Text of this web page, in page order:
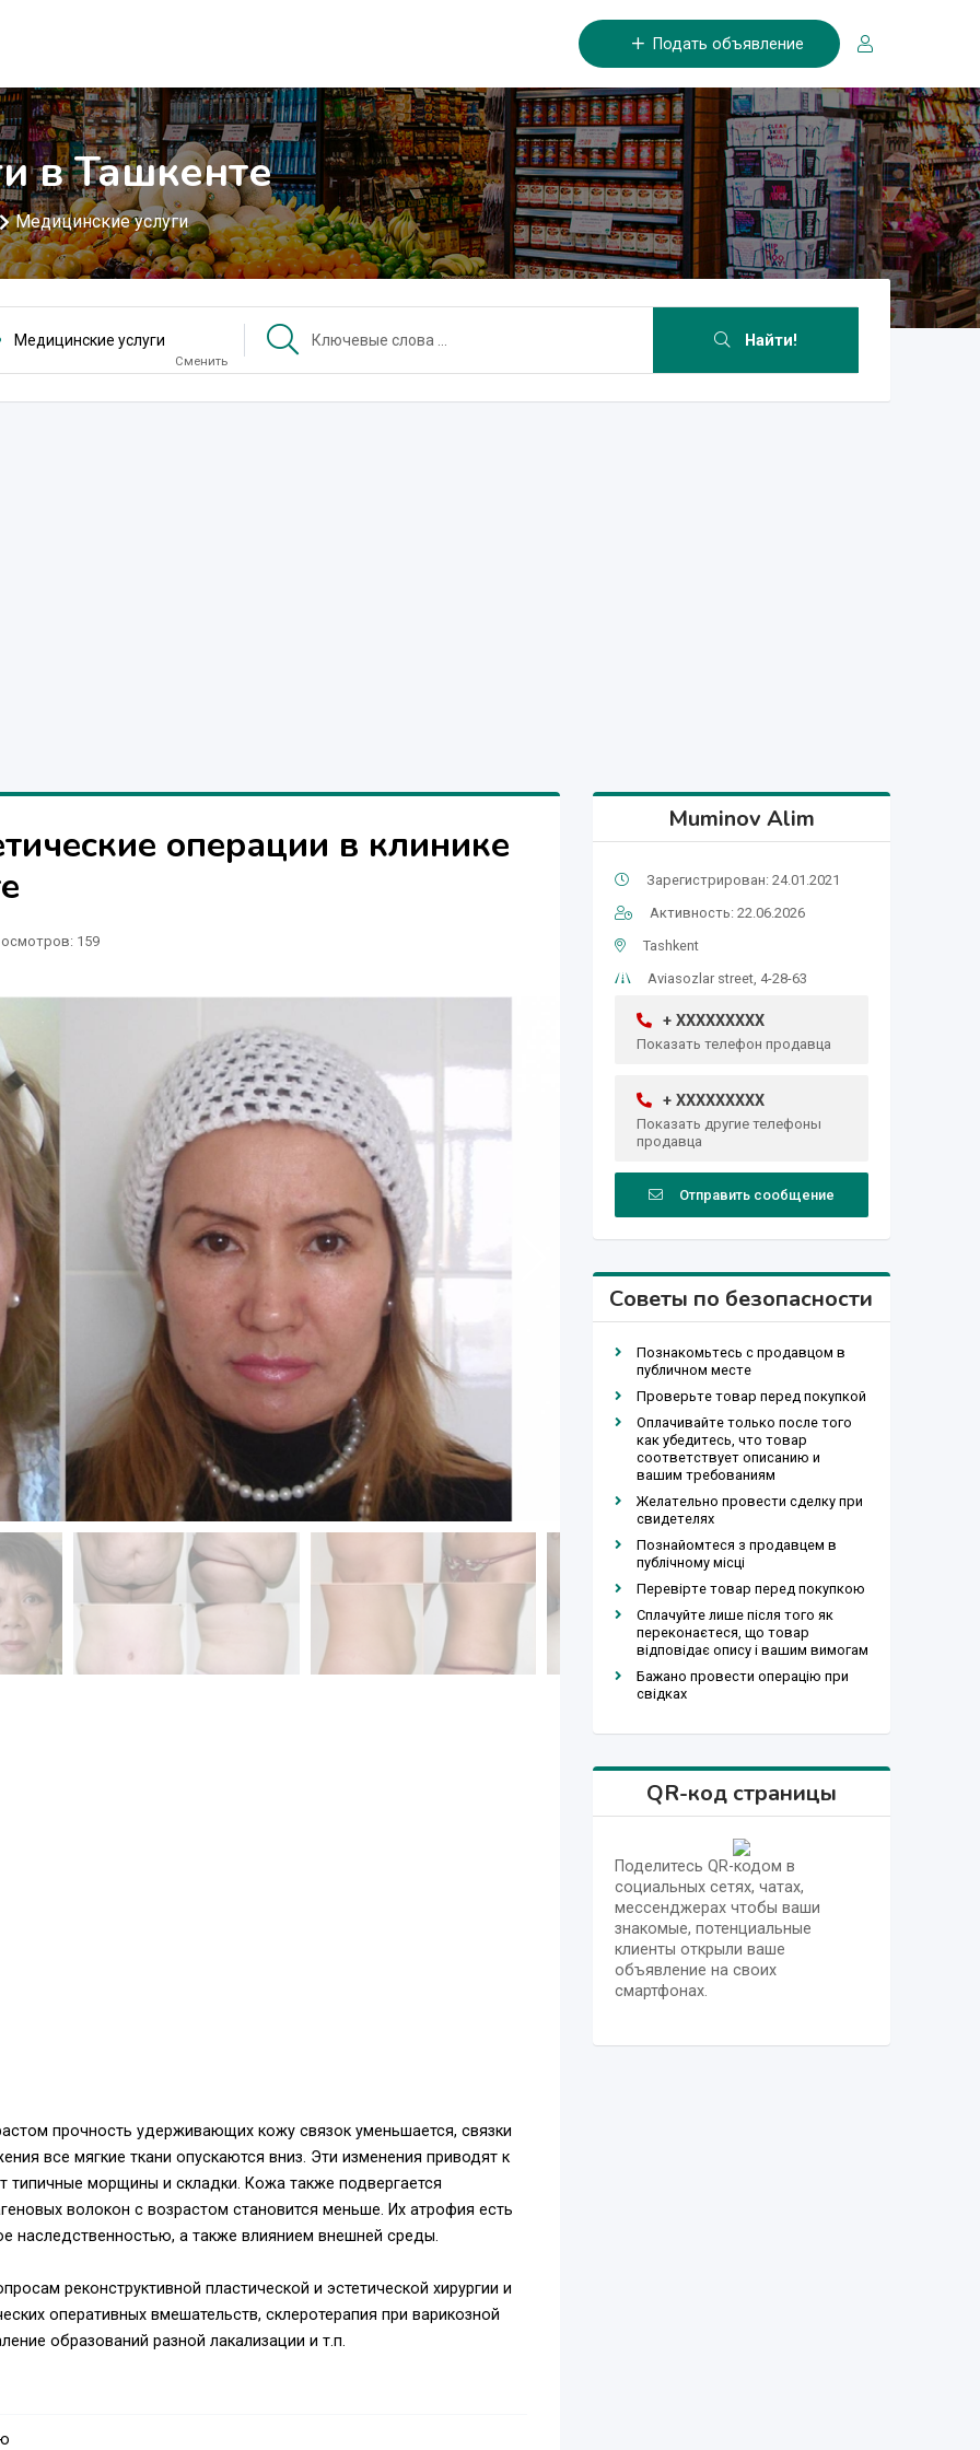
Подать объявление
в Ташкенте
Медицинские услуги
Медицинские услуги
Сменить
Найти!
операции в клинике
159
прочность удерживающих кожу связок уменьшается, связки
все мягкие ткани опускаются вниз. Эти изменения приводят к
морщины и складки. Кожа также подвергается
волокон с возрастом становится меньше. Их атрофия есть
наследственностью, a также влиянием внешней среды.
реконструктивной пластической и эстетической хирургии и
оперативных вмешательств, склеротерапия при варикозной
образований разной лакализации и т.п.
Muminov Alim
Зарегистрирован: 24.01.2021
Активность: 22.06.2026
Tashkent
Aviasozlar street, 4-28-63
+ XXXXXXXXX
Показать телефон продавца
+ XXXXXXXXX
Показать другие телефоны
продавца
Отправить сообщение
Советы по безопасности
Познакомьтесь с продавцом в
публичном месте
Проверьте товар перед покупкой
Оплачивайте только после того
как убедитесь, что товар
соответствует описанию и
вашим требованиям
Желательно провести сделку при
свидетелях
Познайомтеся з продавцем в
публічному місці
Перевірте товар перед покупкою
Сплачуйте лише після того як
переконаєтеся, що товар
відповідає опису і вашим вимогам
Бажано провести операцію при
свідках
QR-код страницы
Поделитесь QR-кодом в
социальных сетях, чатах,
мессенджерах чтобы ваши
знакомые, потенциальные
клиенты открыли ваше
объявление на своих
смартфонах.